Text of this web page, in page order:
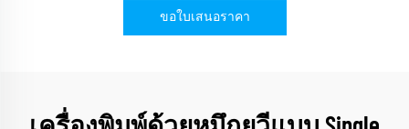
ขอใบเสนอราคา